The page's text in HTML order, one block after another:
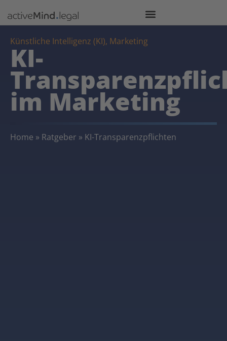
Künstliche Intelligenz (KI), Marketing
KI-
im Marketing
Home » Ratgeber » KI-Transparenzpflichten